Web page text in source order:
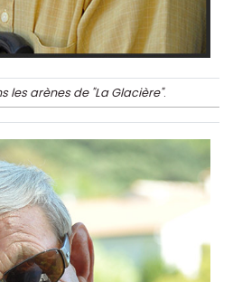
les arènes de "La Glacière".